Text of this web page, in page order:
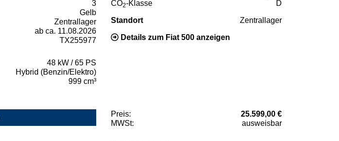
3
Gelb
Zentrallager
ab ca. 11.08.2026
TX255977
48 kW / 65 PS
Hybrid (Benzin/Elektro)
999 cm³
CO2-Klasse D
Standort Zentrallager
Details zum Fiat 500 anzeigen
Preis:
25.599,00 €
MWSt:
ausweisbar